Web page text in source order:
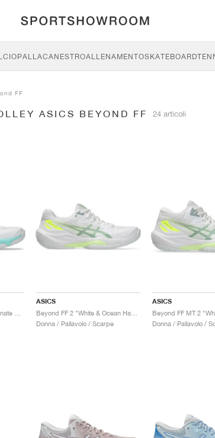
PALLACANESTROALLENAMENTOSKATEBOARD
FF
ASICS BEYOND FF 24 articoli
ASICS
Donna / Pallavolo / Scarpe
ASICS
Donna / Pallavolo /